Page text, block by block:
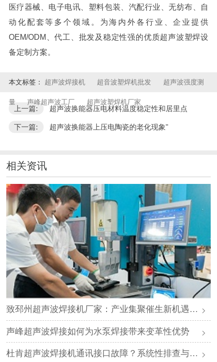
医疗器械、电子电讯、塑料包装、汽配行业、无纺布、自
动化配套等多个领域。为海内外各行业、企业提供
OEM/ODM、代工、批发及稳定性强的优质超声波塑焊设
备定制方案。
本文标签： 超声波焊接机 超音波塑焊机批发 超声波强度测
量 声峰超声波工厂 超声波塑焊机厂家
上一篇: 超声波换能器压电材料温度稳定性和居里点
下一篇: 超声波换能器上压电陶瓷的老化现象"
相关资讯
致邳州超声波焊接机厂家：产业集聚催生新机遇，声峰源头工厂邀您抱团发展
声峰超声波焊接如何为水泵焊接带来变革性优势
杜肯超声波焊接机通讯接口故障？系统性排查与专业解决方案